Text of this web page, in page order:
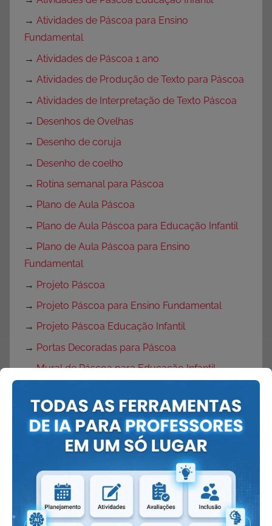
→ Atividades de Páscoa para Ensino
Fundamental
→ Atividades de Páscoa 1 ano
→ Atividades de Produção de Texto para Páscoa
→ Atividades de Interpretação de Texto Páscoa
→ Desenhos de Ovelhas
→ Desenho de coruja
→ Desenho de coelho
→ Rotina semanal para Páscoa
→ Plano de Aula Páscoa
→ Plano de Aula Páscoa para Educação Infantil
→ Plano de Aula Páscoa para Ensino
Fundamental
→ Projeto Páscoa
→ Projeto Páscoa para Ensino Fundamental
→ Projeto Páscoa Educação Infantil
→ Portas Decoradas para Páscoa
→Mural de Páscoa para Educação Infantil
→Cartaz de Páscoa
→Decoração de Páscoa
O que fazer no primeiro dia de aula?
→Dicas Volta às Aulas